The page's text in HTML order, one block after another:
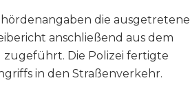
die ausgetretene
anschließend aus dem
Die Polizei fertigte
in den Straßenverkehr.